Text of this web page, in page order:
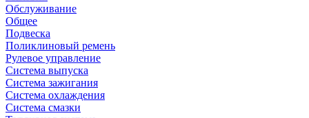
Обслуживание
Общее
Подвеска
Поликлиновый ремень
Рулевое управление
Система выпуска
Система зажигания
Система охлаждения
Система смазки